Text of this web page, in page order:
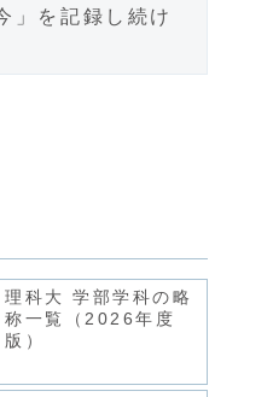
」を記録し続け
理科大 学部学科の略
称一覧（2026年度
版）